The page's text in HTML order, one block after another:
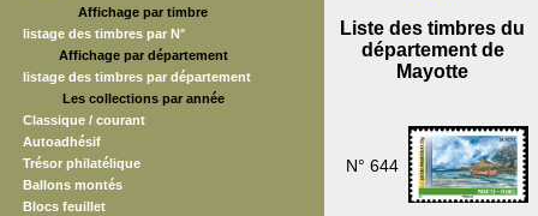
Affichage par timbre
listage des timbres par N°
Affichage par département
listage des timbres par département
Les collections par année
Classique / courant
Autoadhésif
Trésor philatélique
Ballons montés
Blocs feuillet
Liste des timbres du
département de
Mayotte
N° 644